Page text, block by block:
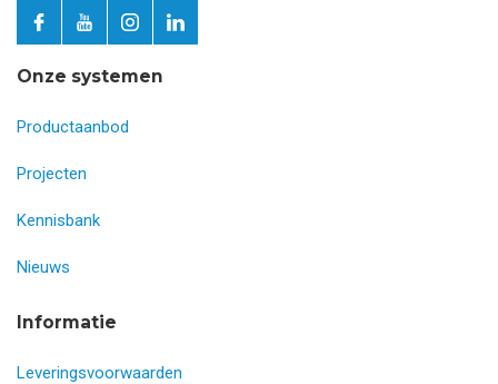
Onze systemen
Productaanbod
Projecten
Kennisbank
Nieuws
Informatie
Leveringsvoorwaarden